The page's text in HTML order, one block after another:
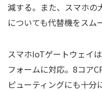
減する。また、スマホの
についても代替機をスム
スマホIoTゲートウェイ
フォームに対応。8コア
ピューティングにも十分